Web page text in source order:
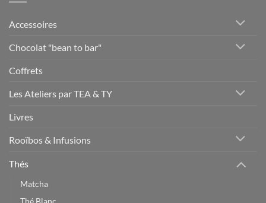
Accessoires
Chocolat "bean to bar"
Coffrets
Les Ateliers par TEA & TY
Livres
Rooïbos & Infusions
Thés
Matcha
Thé Blanc